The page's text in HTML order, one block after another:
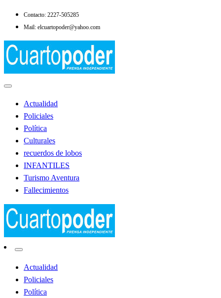
Saltar
Contacto: 2227-505285
Mail: elcuartopoder@yahoo.com
El Cuarto Poder
Actualidad
Policiales
Política
Culturales
recuerdos de lobos
INFANTILES
Turismo Aventura
Fallecimientos
El Cuarto Poder
Actualidad
Policiales
Política